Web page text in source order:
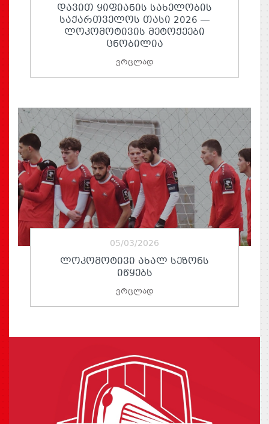
ᲓᲐᲕᲘᲗ ᲧᲘᲤᲘᲐᲜᲘᲡ ᲡᲐᲮᲔᲚᲝᲑᲘᲡ
ᲡᲐᲥᲐᲠᲗᲕᲔᲚᲝᲡ ᲗᲐᲡᲘ 2026 —
ᲚᲝᲙᲝᲛᲝᲢᲘᲕᲘᲡ ᲛᲔᲢᲝᲥᲔᲔᲑᲘ
ᲪᲜᲝᲑᲘᲚᲘᲐ
ვრცლად
05/03/2026
ᲚᲝᲙᲝᲛᲝᲢᲘᲕᲘ ᲐᲮᲐᲚ ᲡᲔᲖᲝᲜᲡ
ᲘᲬᲧᲔᲑᲡ
ვრცლად